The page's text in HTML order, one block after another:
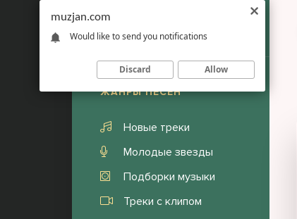
ЖАНРЫ ПЕСЕН
Новые треки
Молодые звезды
Подборки музыки
Треки с клипом
muzjan.com
Would like to send you notifications
Discard Allow